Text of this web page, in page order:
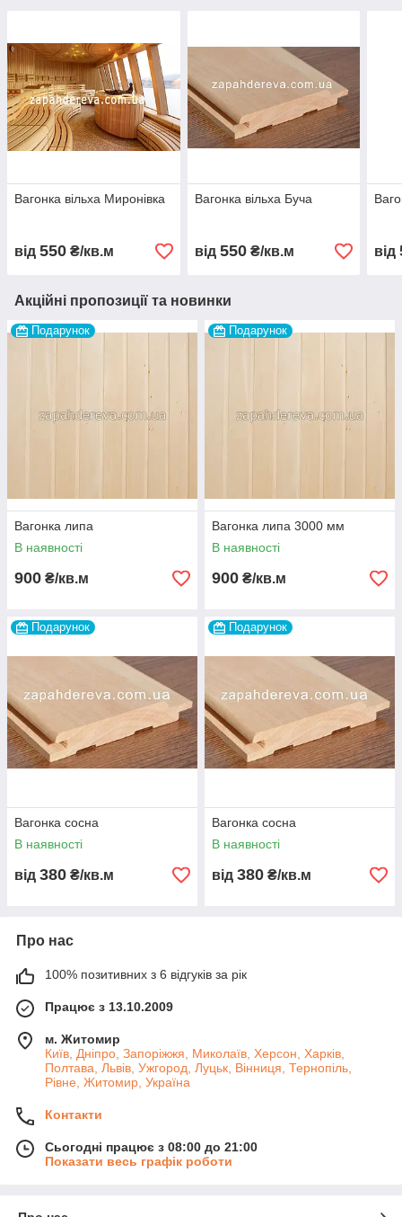
Вагонка вільха Миронівка
від 550 ₴/кв.м
Вагонка вільха Буча
від 550₴/кв.м від
Акційні пропозиції та новинки
Подарунок
Вагонка липа
В наявності
900 ₴/кв.м
Подарунок
Вагонка липа 3000 мм
В наявності
900 ₴/кв.м
Подарунок
Вагонка сосна
В наявності
від 380 ₴/кв.м
Подарунок
Вагонка сосна
В наявності
від 380 ₴/кв.м
Про нас
100% позитивних з 6 відгуків за рік
Працює з 13.10.2009
м. Житомир
Київ, Дніпро, Запоріжжя, Миколаїв, Херсон, Харків,
Полтава, Львів, Ужгород, Луцьк, Вінниця, Тернопіль,
Рівне, Житомир, Україна
Контакти
Сьогодні працює з 08:00 до 21:00
Показати весь графік роботи